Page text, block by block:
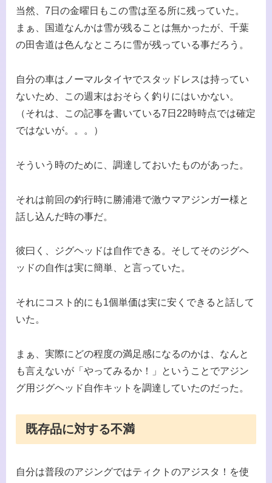
当然、7日の金曜日もこの雪は至る所に残っていた。
まぁ、国道なんかは雪が残ることは無かったが、千葉
の田舎道は色んなところに雪が残っている事だろう。
自分の車はノーマルタイヤでスタッドレスは持ってい
ないため、この週末はおそらく釣りにはいかない。
（それは、この記事を書いている7日22時時点では確定
ではないが。。。）
そういう時のために、調達しておいたものがあった。
それは前回の釣行時に勝浦港で激ウマアジンガー様と
話し込んだ時の事だ。
彼曰く、ジグヘッドは自作できる。そしてそのジグヘ
ッドの自作は実に簡単、と言っていた。
それにコスト的にも1個単価は実に安くできると話して
いた。
まぁ、実際にどの程度の満足感になるのかは、なんと
も言えないが「やってみるか！」ということでアジン
グ用ジグヘッド自作キットを調達していたのだった。
既存品に対する不満
自分は普段のアジングではティクトのアジスタ！を使